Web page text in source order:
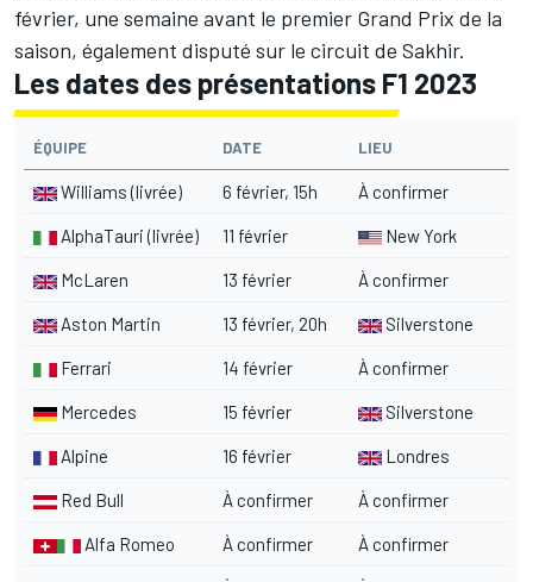
février, une semaine avant le premier Grand Prix de la
saison, également disputé sur le circuit de Sakhir.
Les dates des présentations F1 2023
ÉQUIPE DATE LIEU
Williams(livrée) 6 février, 15h À confirmer
AlphaTauri(livrée) 11 février New York
McLaren 13 février À confirmer
Aston Martin 13 février, 20h Silverstone
Ferrari 14 février À confirmer
Mercedes 15 février Silverstone
Alpine 16 février Londres
Red Bull À confirmer À confirmer
Alfa Romeo À confirmer À confirmer